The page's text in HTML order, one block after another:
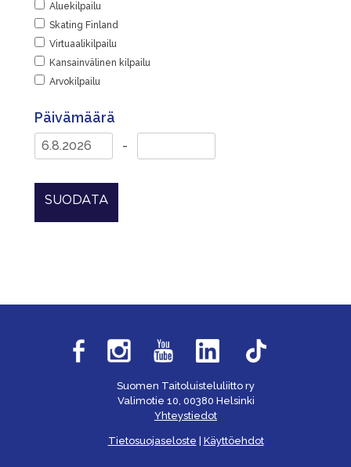
Aluekilpailu
Skating Finland
Virtuaalikilpailu
Kansainvälinen kilpailu
Arvokilpailu
Päivämäärä
-
SUODATA
Suomen Taitoluisteluliitto ry
Valimotie 10, 00380 Helsinki
Yhteystiedot
Tietosuojaseloste Käyttöehdot